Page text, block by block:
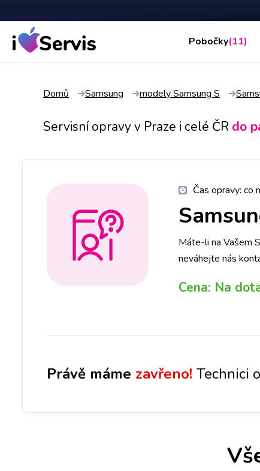
Pobočky(11)
Domů Samsung modely Samsung S
Servisní opravy v Praze i celé ČR do
Čas opravy: co
Máte-li na Vašem
neváhejte nás
Cena: Na
Právě máme zavřeno! Technici